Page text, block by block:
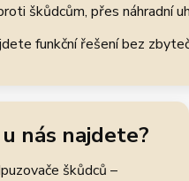
škůdcům, přes náhradní
funkční řešení bez
nás najdete?
škůdců –